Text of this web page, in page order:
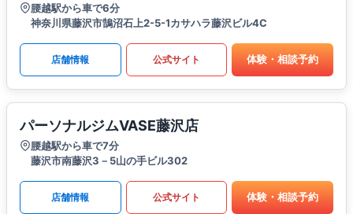
腰越駅から車で6分
神奈川県藤沢市鵠沼石上2-5-1カサハラ藤沢ビル4C
店舗情報 公式サイト 体験・相談予約
パーソナルジムVASE藤沢店
腰越駅から車で7分
藤沢市南藤沢3－5山の手ビル302
店舗情報 公式サイト 体験・相談予約